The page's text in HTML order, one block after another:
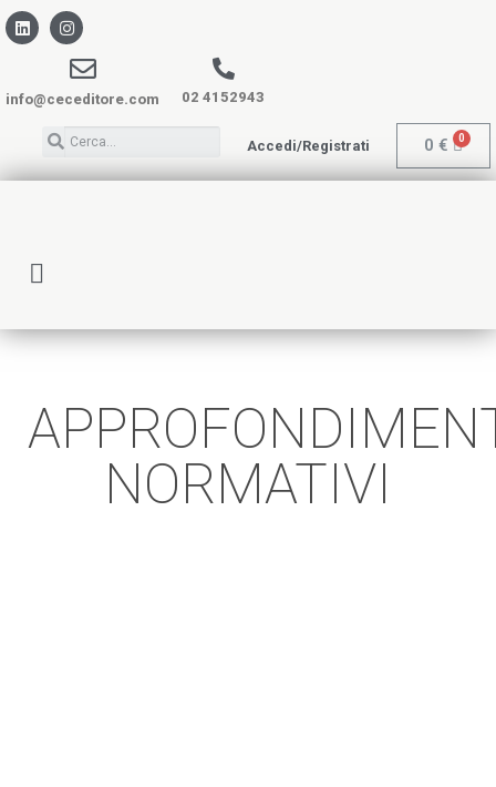
info@ceceditore.com 02 4152943
Accedi/Registrati 0 €
NORMATIVI